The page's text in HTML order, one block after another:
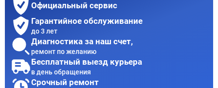
Официальный сервис
Гарантийное обслуживание
до 3 лет
Диагностика за наш счет,
ремонт по желанию
Бесплатный выезд курьера
в день обращения
Срочный ремонт